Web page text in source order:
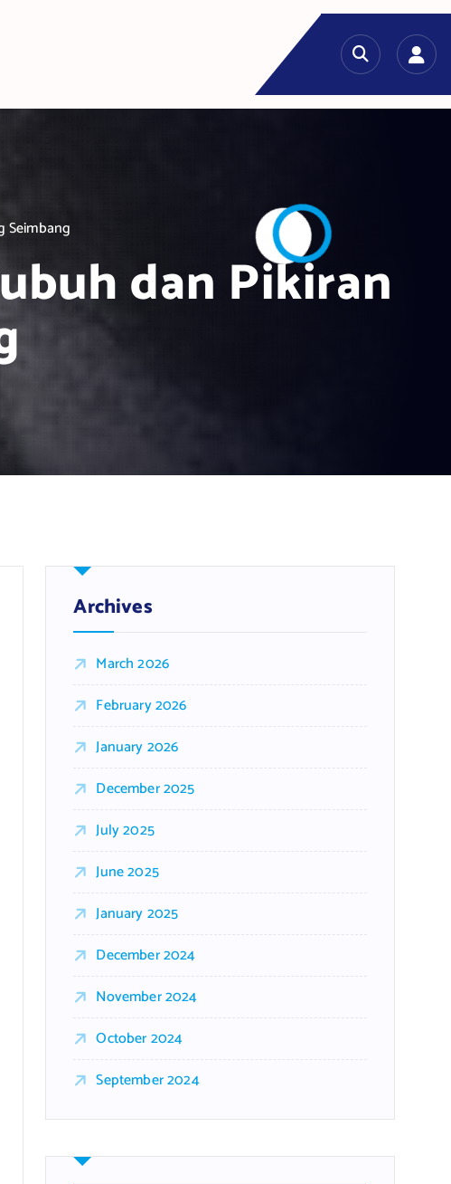
Seimbang
dan Pikiran
Archives
March 2026
February 2026
January 2026
December 2025
July 2025
June 2025
January 2025
December 2024
November 2024
October 2024
September 2024